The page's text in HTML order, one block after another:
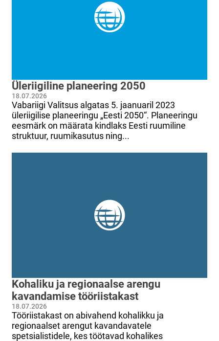
Üleriigiline planeering 2050
18.07.2026
Vabariigi Valitsus algatas 5. jaanuaril 2023
üleriigilise planeeringu „Eesti 2050“. Planeeringu
eesmärk on määrata kindlaks Eesti ruumiline
struktuur, ruumikasutus ning...
Kohaliku ja regionaalse arengu
kavandamise tööriistakast
18.07.2026
Tööriistakast on abivahend kohalikku ja
regionaalset arengut kavandavatele
spetsialistidele, kes töötavad kohalikes